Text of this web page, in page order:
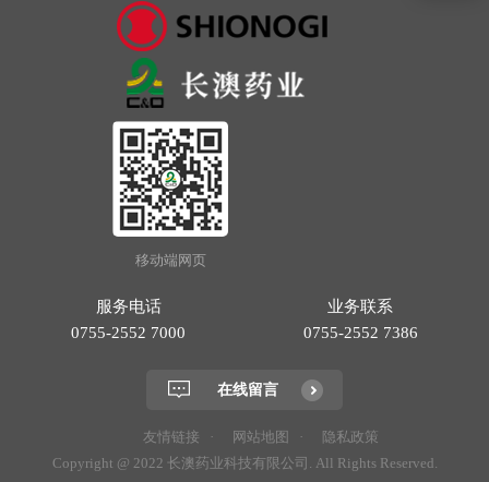
移动端网页
服务电话
0755-2552 7000
业务联系
0755-2552 7386
在线留言
友情链接 网站地图
隐私政策
Copyright @ 2022 长澳药业科技有限公司. All Rights Reserved.